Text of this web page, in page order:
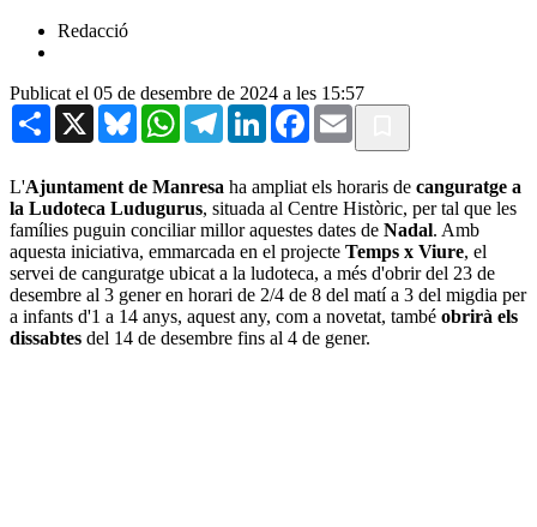
Redacció
Publicat el 05 de desembre de 2024 a les 15:57
Share X BlueskyWhatsAppTelegramLinkedInFacebook
Email
L'Ajuntament de Manresa ha ampliat els horaris de canguratge a
la Ludoteca Ludugurus, situada al Centre Històric, per tal que les
famílies puguin conciliar millor aquestes dates de Nadal. Amb
aquesta iniciativa, emmarcada en el projecte Temps x Viure, el
servei de canguratge ubicat a la ludoteca, a més d'obrir del 23 de
desembre al 3 gener en horari de 2/4 de 8 del matí a 3 del migdia per
a infants d'1 a 14 anys, aquest any, com a novetat, també obrirà els
dissabtes del 14 de desembre fins al 4 de gener.